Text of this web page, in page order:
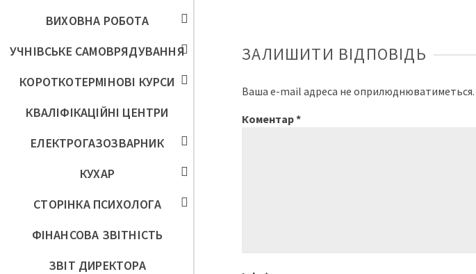
ВИХОВНА РОБОТА
УЧНІВСЬКЕ САМОВРЯДУВАННЯ
КОРОТКОТЕРМІНОВІ КУРСИ
КВАЛІФІКАЦІЙНІ ЦЕНТРИ
ЕЛЕКТРОГАЗОЗВАРНИК
КУХАР
СТОРІНКА ПСИХОЛОГА
ФІНАНСОВА ЗВІТНІСТЬ
ЗВІТ ДИРЕКТОРА
ЗАЛИШИТИ ВІДПОВІДЬ
Ваша e-mail адреса не оприлюднюватиметься.
Коментар*